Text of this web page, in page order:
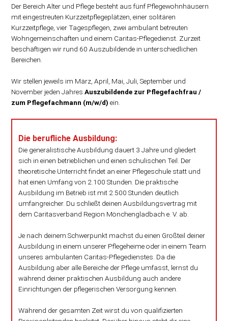
Der Bereich Alter und Pflege besteht aus fünf Pflegewohnhäusern
mit eingestreuten Kurzzeitpflegeplätzen, einer solitären
Kurzzeitpflege, vier Tagespflegen, zwei ambulant betreuten
Wohngemeinschaften und einem Caritas-Pflegedienst. Zurzeit
beschäftigen wir rund 60 Auszubildende in unterschiedlichen
Bereichen.
Wir stellen jeweils im März, April, Mai, Juli, September und
November jeden JahresAuszubildende zur Pflegefachfrau /
zum Pflegefachmann (m/w/d) ein.
Die berufliche Ausbildung:
Die generalistische Ausbildung dauert 3 Jahre und gliedert
sich in einen betrieblichen und einen schulischen Teil. Der
theoretische Unterricht findet an einer Pflegeschule statt und
hat einen Umfang von 2.100 Stunden. Die praktische
Ausbildung im Betrieb ist mit 2.500 Stunden deutlich
umfangreicher. Du schließt deinen Ausbildungsvertrag mit
dem Caritasverband Region Mönchengladbach e. V. ab.
Je nach deinem Schwerpunkt machst du einen Großteil deiner
Ausbildung in einem unserer Pflegeheime oder in einem Team
unseres ambulanten Caritas-Pflegedienstes. Da die
Ausbildung aber alle Bereiche der Pflege umfasst, lernst du
während deiner praktischen Ausbildung auch andere
Einrichtungen der pflegerischen Versorgung kennen.
Während der gesamten Zeit wirst du von qualifizierten